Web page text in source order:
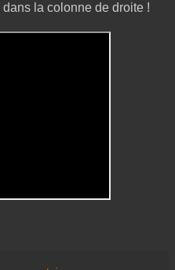
la colonne de droite !